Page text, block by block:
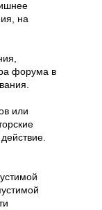
на
форума в
или